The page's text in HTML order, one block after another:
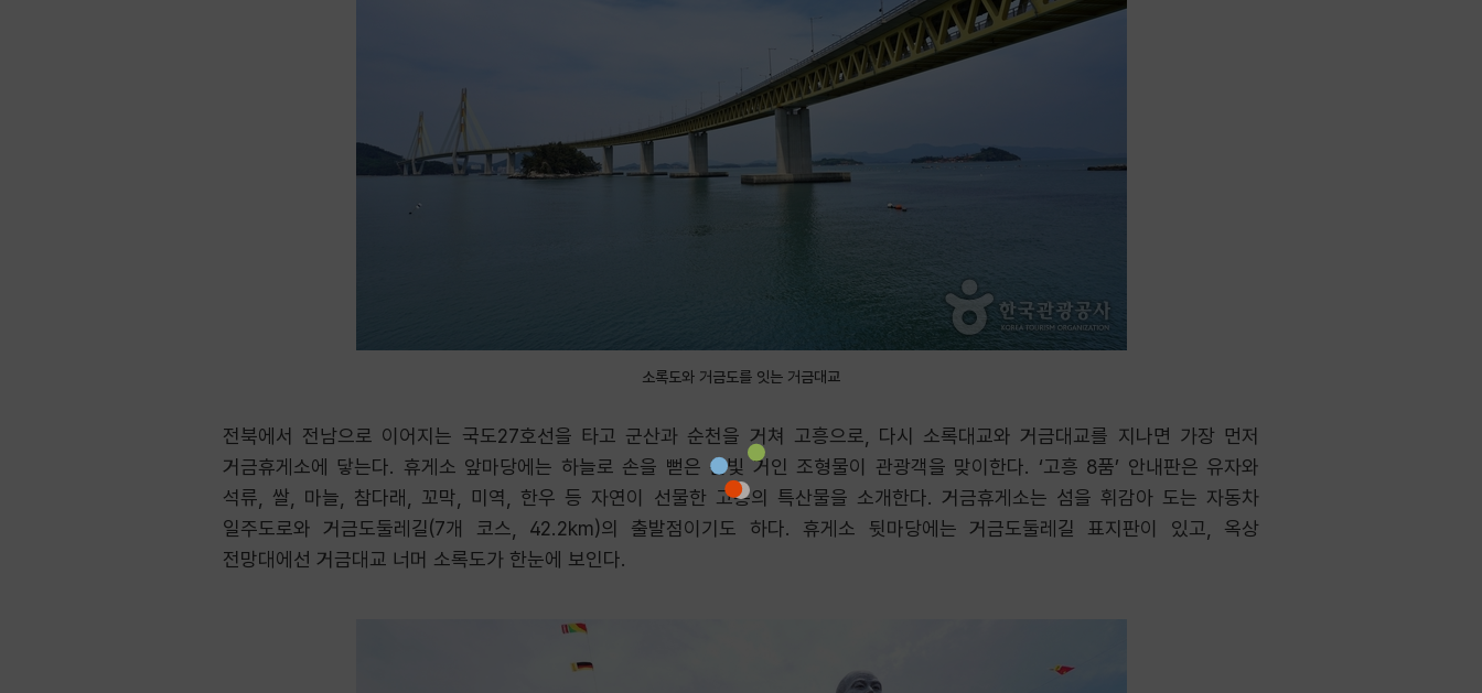
소록도와 거금도를 잇는 거금대교
전북에서 전남으로 이어지는 국도27호선을 타고 군산과 순천을 거쳐 고흥으로, 다시 소록대교와 거금대교를 지나면 가장 먼저
거금휴게소에 닿는다. 휴게소 앞마당에는 하늘로 손을 뻗은 은빛 거인 조형물이 관광객을 맞이한다. ‘고흥 8품’ 안내판은 유자와
석류, 쌀, 마늘, 참다래, 꼬막, 미역, 한우 등 자연이 선물한 고흥의 특산물을 소개한다. 거금휴게소는 섬을 휘감아 도는 자동차
일주도로와 거금도둘레길(7개 코스, 42.2km)의 출발점이기도 하다. 휴게소 뒷마당에는 거금도둘레길 표지판이 있고, 옥상
전망대에선 거금대교 너머 소록도가 한눈에 보인다.